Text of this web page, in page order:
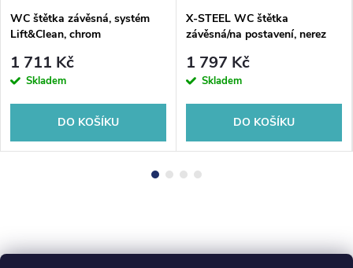
WC štětka závěsná, systém
Lift&Clean, chrom
1 711 Kč
Skladem
DO KOŠÍKU
X-STEEL WC štětka
závěsná/na postavení, nerez
1 797 Kč
Skladem
DO KOŠÍKU